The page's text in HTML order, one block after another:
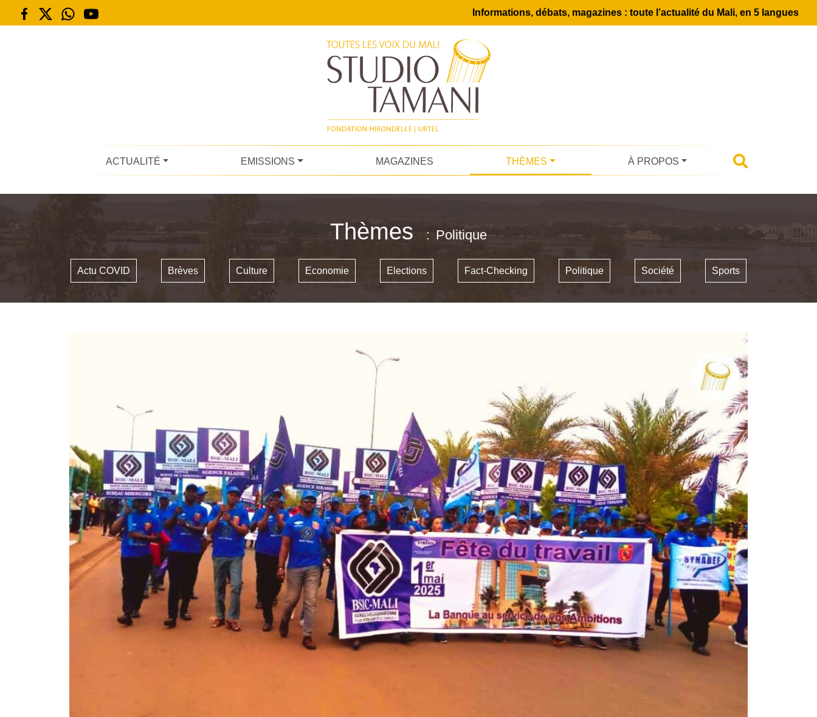
Informations, débats, magazines : toute l’actualité du Mali, en 5 langues
ACTUALITÉ EMISSIONS MAGAZINES THÈMES À PROPOS
Thèmes Politique
Actu COVID Brèves Culture Economie Elections Fact-Checking Politique Société Sports